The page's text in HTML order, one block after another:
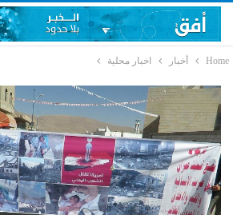
Home أخبار اخبار محلية